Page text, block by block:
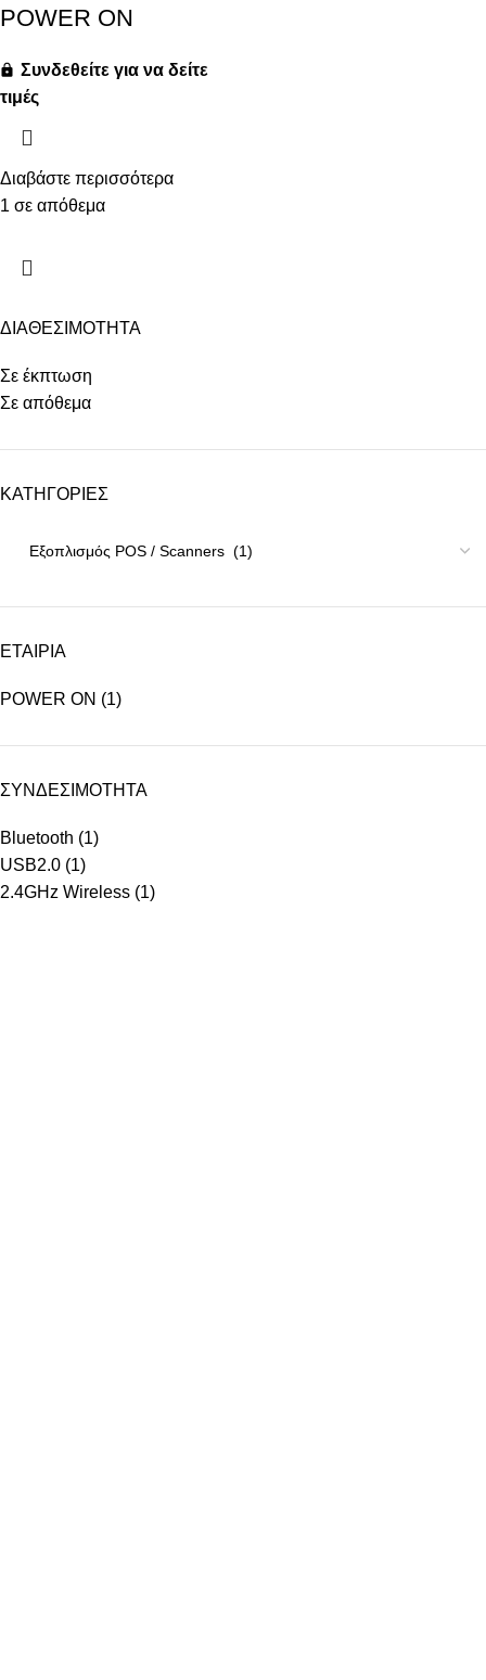
ΔΙΑΘΕΣΙΜΟΤΗΤΑ
Σε έκπτωση
Σε απόθεμα
ΚΑΤΗΓΟΡΙΕΣ
ΕΤΑΙΡΙΑ
POWER ON (1)
ΣΥΝΔΕΣΙΜΟΤΗΤΑ
Bluetooth (1)
USB2.0 (1)
2.4GHz Wireless (1)
POWER ON
Συνδεθείτε για να δείτε
τιμές
Διαβάστε περισσότερα
1 σε απόθεμα